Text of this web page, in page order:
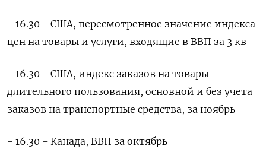
- 16.30 - США, пересмотренное значение индекса
цен на товары и услуги, входящие в ВВП ​за 3 кв
- 16.30 - США, индекс заказов на товары
длительного пользования, основной и без учета
заказов на транспортные средства, за ноябрь
- 16.30 - Канада, ВВП за октябрь